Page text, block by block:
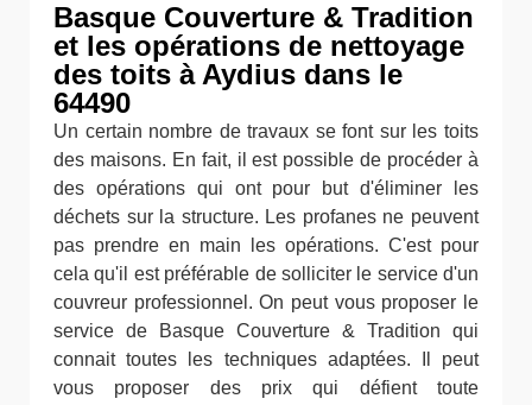
Basque Couverture & Tradition
et les opérations de nettoyage
des toits à Aydius dans le
64490
Un certain nombre de travaux se font sur les toits
des maisons. En fait, il est possible de procéder à
des opérations qui ont pour but d'éliminer les
déchets sur la structure. Les profanes ne peuvent
pas prendre en main les opérations. C'est pour
cela qu'il est préférable de solliciter le service d'un
couvreur professionnel. On peut vous proposer le
service de Basque Couverture & Tradition qui
connait toutes les techniques adaptées. Il peut
vous proposer des prix qui défient toute